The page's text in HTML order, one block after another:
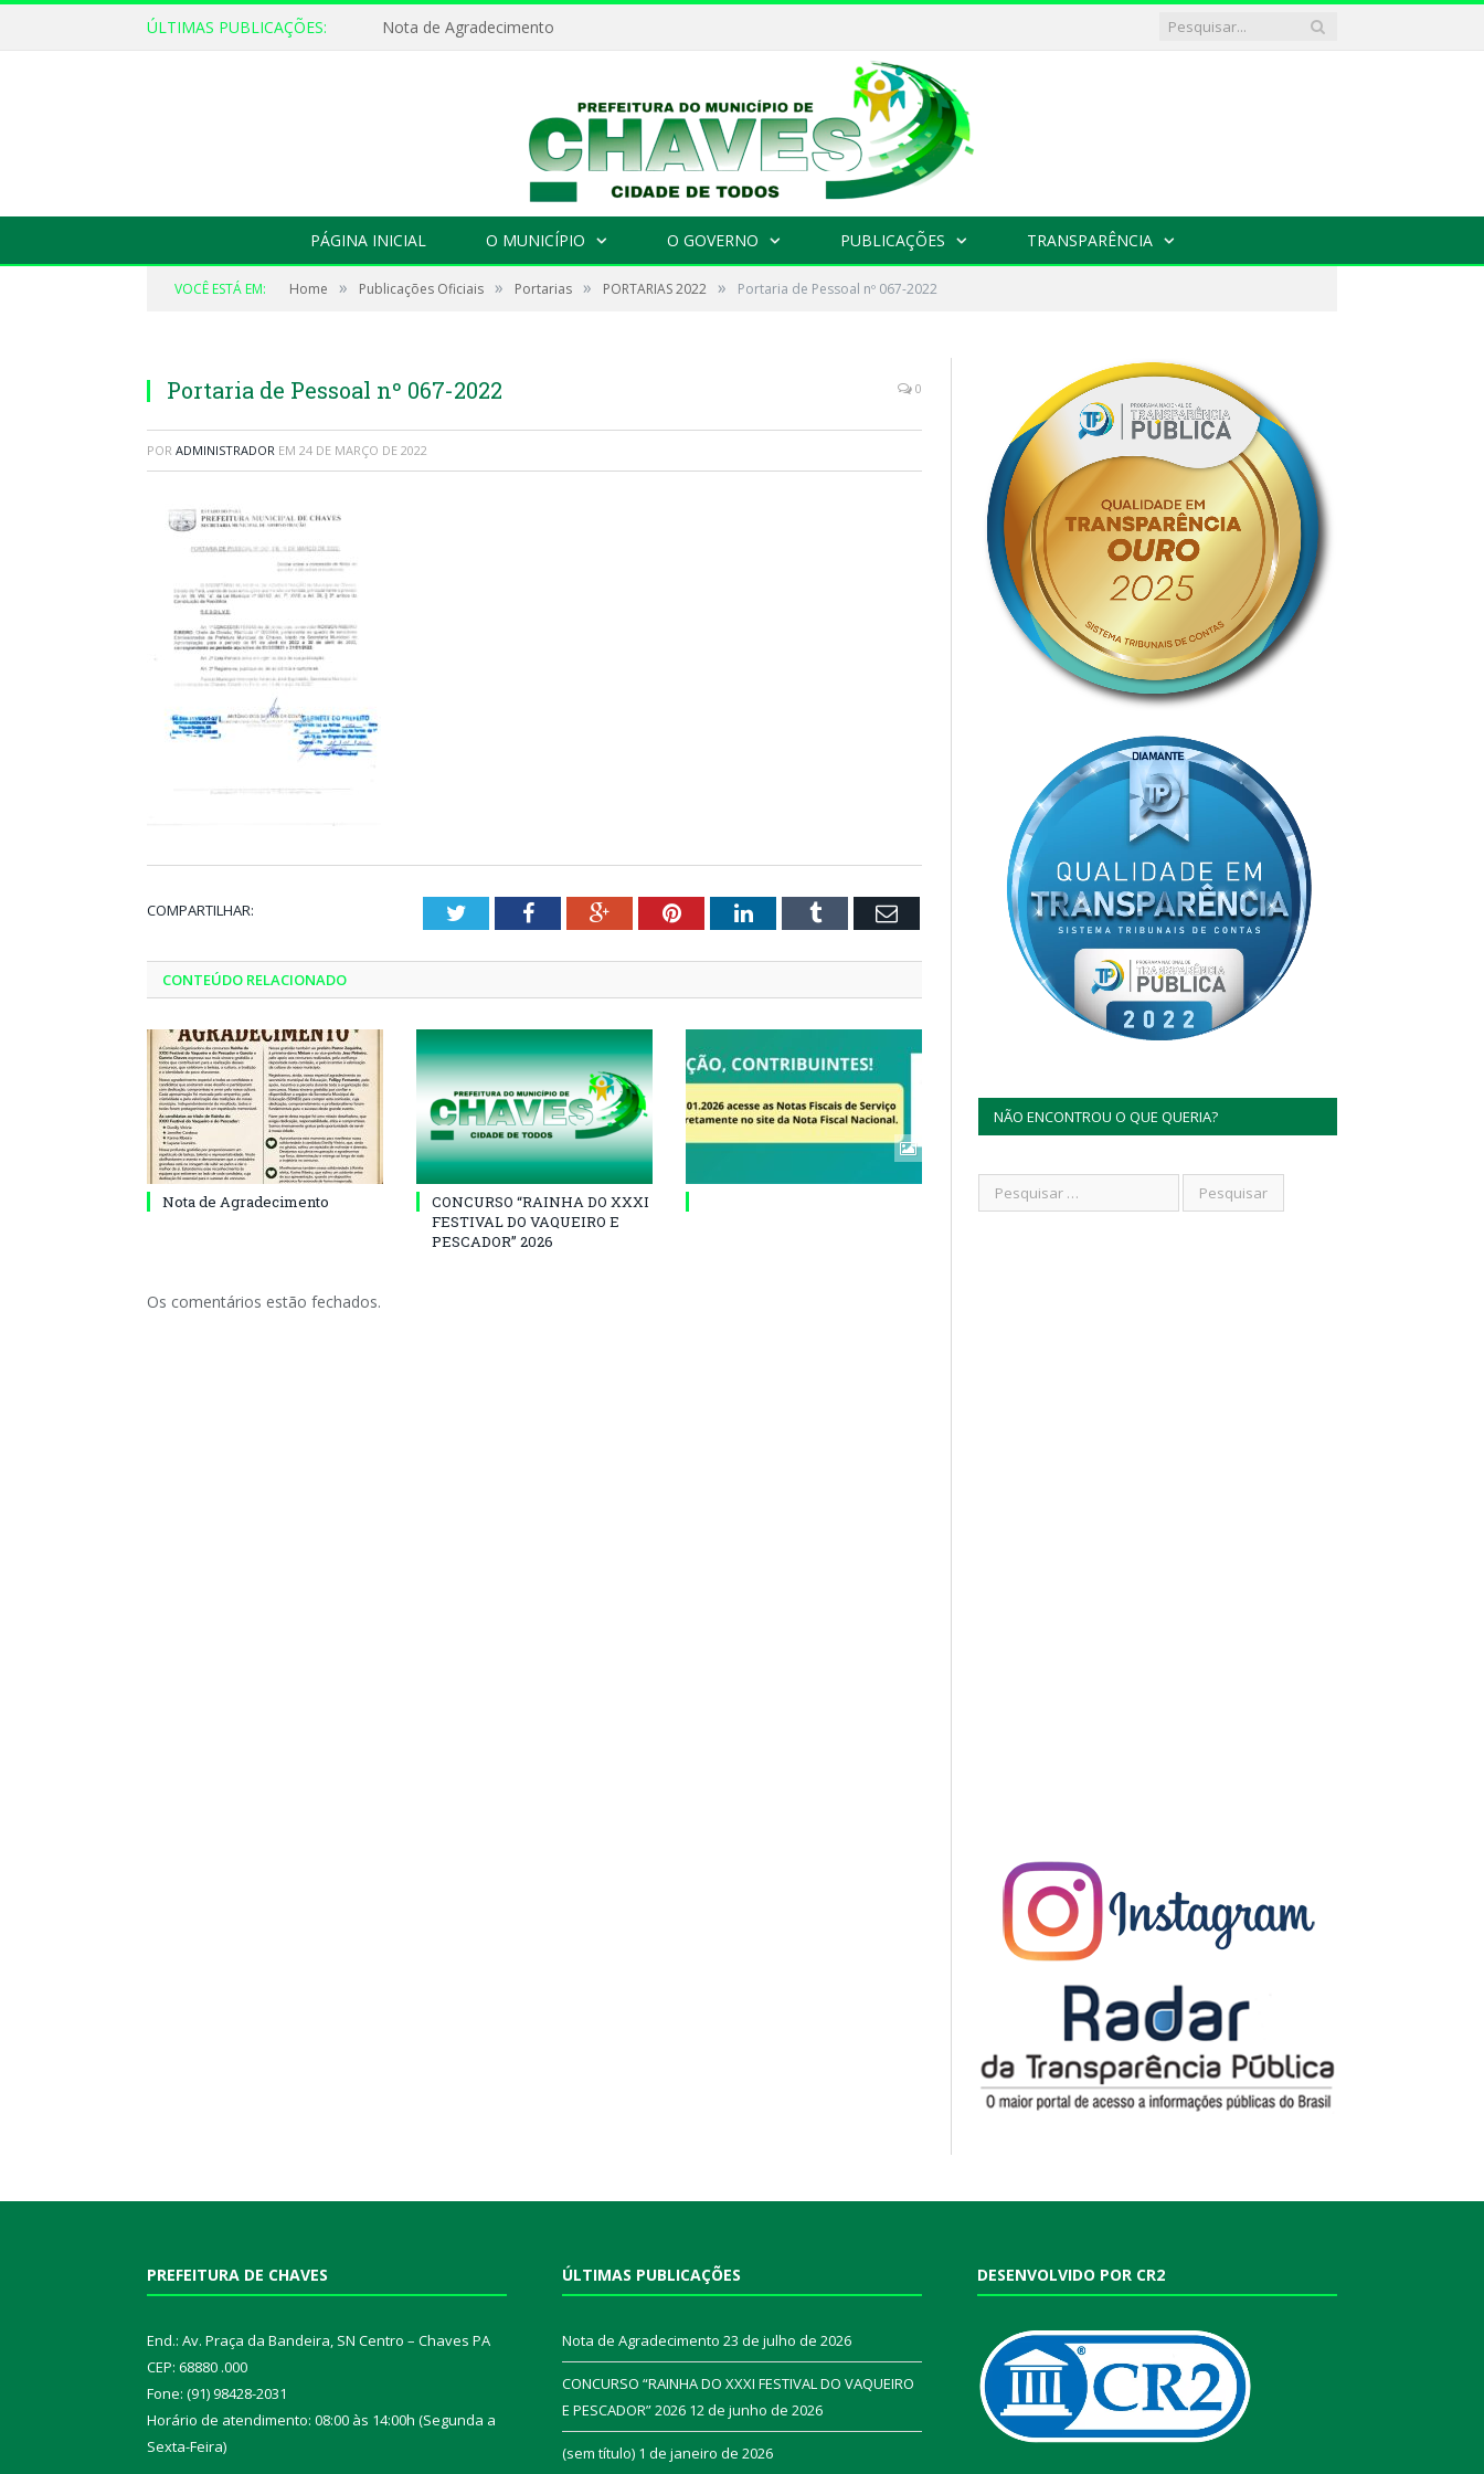
ÚLTIMAS PUBLICAÇÕES: Nota de Agradecimento
PÁGINA INICIAL O MUNICÍPIO O GOVERNO PUBLICAÇÕES TRANSPARÊNCIA
VOCÊ ESTÁ EM: Home » Publicações Oficiais » Portarias » PORTARIAS 2022 » Portaria de Pessoal nº 067-2022
Portaria de Pessoal nº 067-2022 0
POR ADMINISTRADOR EM 24 DE MARÇO DE 2022
COMPARTILHAR: TwitterFacebookGoogle+PinterestLinkedInTumblr Email
CONTEÚDO RELACIONADO
Nota de Agradecimento
CONCURSO “RAINHA DO XXXI
FESTIVAL DO VAQUEIRO E
PESCADOR” 2026
Os comentários estão fechados.
NÃO ENCONTROU O QUE QUERIA?
PREFEITURA DE CHAVES
End.: Av. Praça da Bandeira, SN Centro – Chaves PA
CEP: 68880 .000
Fone: (91) 98428-2031
Horário de atendimento: 08:00 às 14:00h (Segunda a
Sexta-Feira)
ÚLTIMAS PUBLICAÇÕES
Nota de Agradecimento 23 de julho de 2026
CONCURSO “RAINHA DO XXXI FESTIVAL DO VAQUEIRO
E PESCADOR” 2026 12 de junho de 2026
(sem título) 1 de janeiro de 2026
DESENVOLVIDO POR CR2